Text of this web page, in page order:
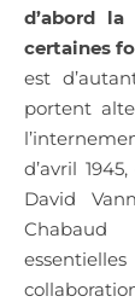
d’abord
certaines
est
portent
d’avril
David
Chabaud